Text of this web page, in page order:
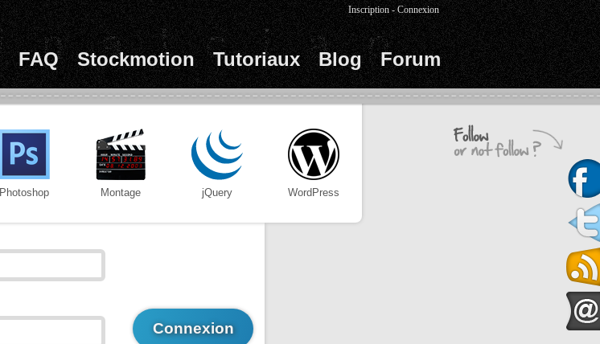
FAQ Stockmotion Tutoriaux Blog Forum
Inscription -Connexion
Photoshop Montage jQuery WordPress